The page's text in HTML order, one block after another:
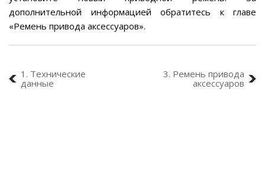
дополнительной информацией обратитесь к главе
«Ремень привода аксессуаров».
1. Технические
данные
3. Ремень привода
аксессуаров